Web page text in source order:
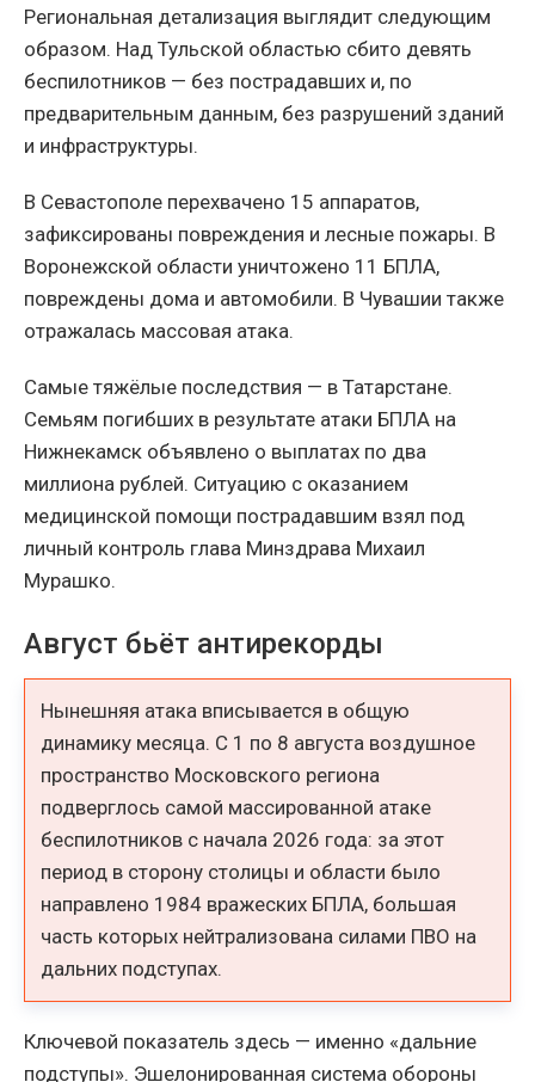
Региональная детализация выглядит следующим
образом. Над Тульской областью сбито девять
беспилотников — без пострадавших и, по
предварительным данным, без разрушений зданий
и инфраструктуры.
В Севастополе перехвачено 15 аппаратов,
зафиксированы повреждения и лесные пожары. В
Воронежской области уничтожено 11 БПЛА,
повреждены дома и автомобили. В Чувашии также
отражалась массовая атака.
Самые тяжёлые последствия — в Татарстане.
Семьям погибших в результате атаки БПЛА на
Нижнекамск объявлено о выплатах по два
миллиона рублей. Ситуацию с оказанием
медицинской помощи пострадавшим взял под
личный контроль глава Минздрава Михаил
Мурашко.
Август бьёт антирекорды
Нынешняя атака вписывается в общую
динамику месяца. С 1 по 8 августа воздушное
пространство Московского региона
подверглось самой массированной атаке
беспилотников с начала 2026 года: за этот
период в сторону столицы и области было
направлено 1984 вражеских БПЛА, большая
часть которых нейтрализована силами ПВО на
дальних подступах.
Ключевой показатель здесь — именно «дальние
подступы». Эшелонированная система обороны